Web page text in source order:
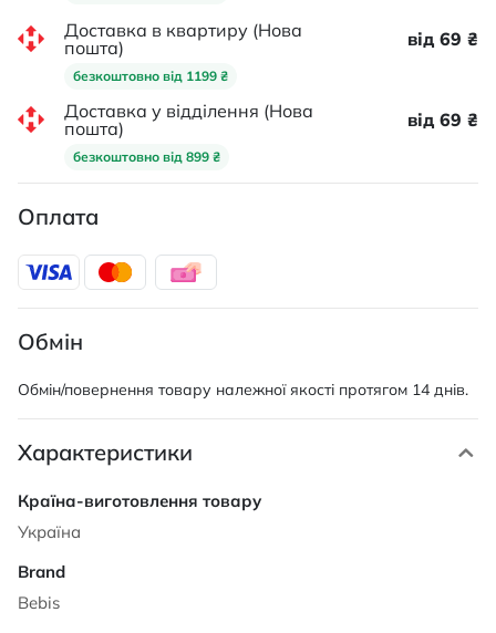
Доставка в квартиру (Нова
пошта)
безкоштовно від 1199 ₴
від 69 ₴
Доставка у відділення (Нова
пошта)
безкоштовно від 899 ₴
від 69 ₴
Оплата
Обмін
Обмін/повернення товару належної якості протягом 14 днів.
Характеристики
Характеристики
Україна
Bebis